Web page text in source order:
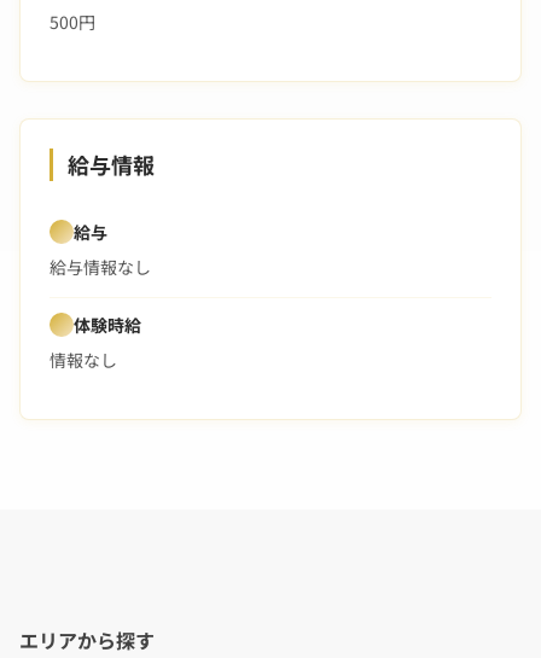
500円
給与情報
給与
給与情報なし
体験時給
情報なし
エリアから探す